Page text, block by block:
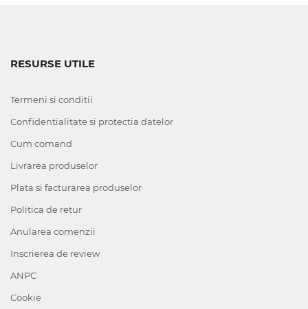
RESURSE UTILE
Termeni si conditii
Confidentialitate si protectia datelor
Cum comand
Livrarea produselor
Plata si facturarea produselor
Politica de retur
Anularea comenzii
Inscrierea de review
ANPC
Cookie